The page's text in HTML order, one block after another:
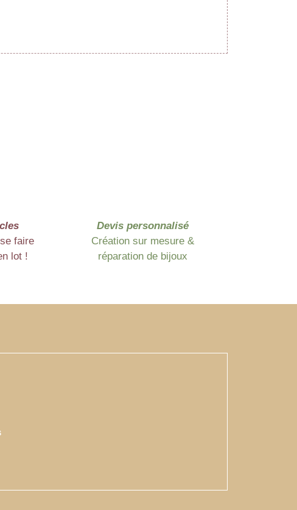
faire
lot !
Devis personnalisé
Création sur mesure &
réparation de bijoux